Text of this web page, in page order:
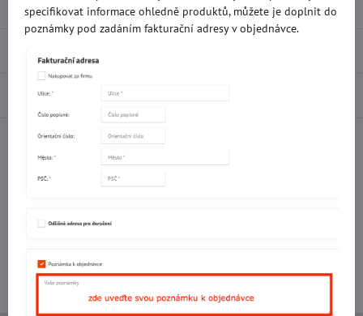
Diskuse
Facebook Twitter
Kontaktujte nás:
+420 577 523 563
specifikovat informace ohledně produktů, můžete je doplnit do
poznámky pod zadáním fakturační adresy v objednávce.